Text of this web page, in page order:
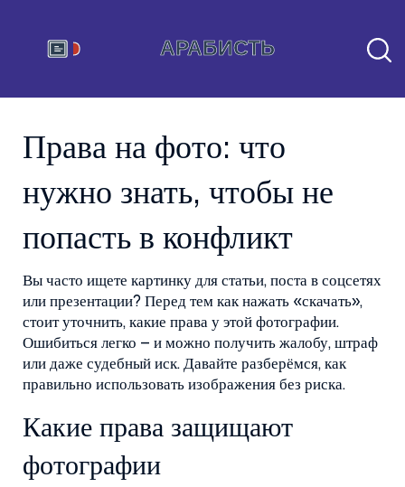
Права на фото: что
нужно знать, чтобы не
попасть в конфликт
Вы часто ищете картинку для статьи, поста в соцсетях
или презентации? Перед тем как нажать «скачать»,
стоит уточнить, какие права у этой фотографии.
Ошибиться легко – и можно получить жалобу, штраф
или даже судебный иск. Давайте разберёмся, как
правильно использовать изображения без риска.
Какие права защищают
фотографии